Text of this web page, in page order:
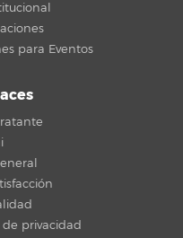
para Eventos
privacidad